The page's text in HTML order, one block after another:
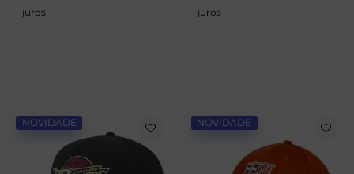
juros
juros
NOVIDADE NOVIDADE